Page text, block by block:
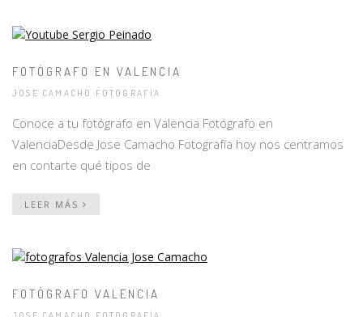
FOTÓGRAFO EN VALENCIA
JOSE CAMACHO FOTOGRAFÍA
Conoce a tu fotógrafo en Valencia Fotógrafo en
ValenciaDesde Jose Camacho Fotografía hoy nos centramos
en contarte qué tipos de
LEER MÁS
FOTÓGRAFO VALENCIA